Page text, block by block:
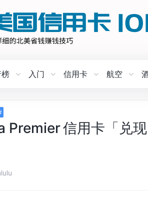
入门 信用卡 航空
Premier 信用卡「兑